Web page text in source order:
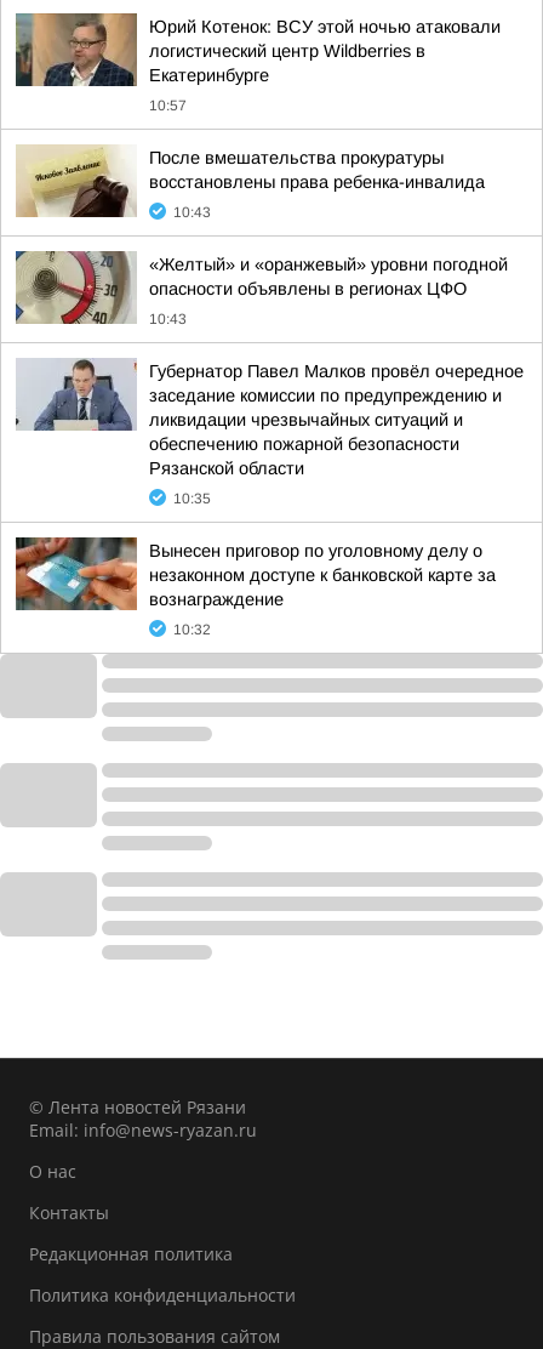
Юрий Котенок: ВСУ этой ночью атаковали
логистический центр Wildberries в
Екатеринбурге
10:57
После вмешательства прокуратуры
восстановлены права ребенка-инвалида
10:43
«Желтый» и «оранжевый» уровни погодной
опасности объявлены в регионах ЦФО
10:43
Губернатор Павел Малков провёл очередное
заседание комиссии по предупреждению и
ликвидации чрезвычайных ситуаций и
обеспечению пожарной безопасности
Рязанской области
10:35
Вынесен приговор по уголовному делу о
незаконном доступе к банковской карте за
вознаграждение
10:32
© Лента новостей Рязани
Email: info@news-ryazan.ru
О нас
Контакты
Редакционная политика
Политика конфиденциальности
Правила пользования сайтом